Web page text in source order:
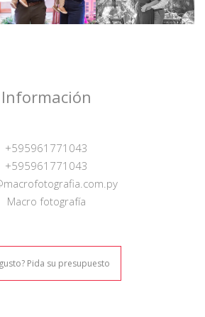
Información
+595961771043
+595961771043
Macro fotografía
Pida su presupuesto